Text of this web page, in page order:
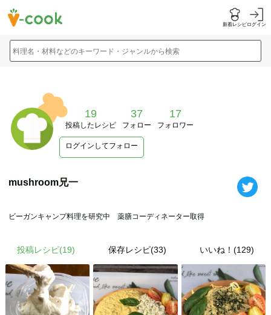
新着レシピログイン
料理名・材料などのキーワード・ジャンルから検索
19
投稿したレシピ
37
フォロー
17
フォロワー
ログインしてフォロー
mushroom兄一
ビーガンキャンプ料理を研究中 薬膳コーディネーター取得
投稿レシピ(19) 保存レシピ(33) いいね！(129)